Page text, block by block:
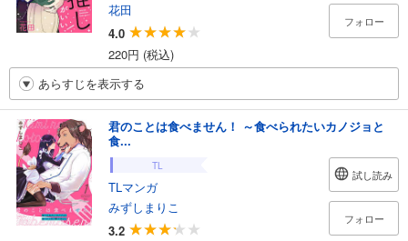
花田
4.0
220円 (税込)
フォロー
あらすじを表示する
君のことは食べません！ ～食べられたいカノジョと
食...
TL
TLマンガ
みずしまりこ
3.2
試し読み
フォロー